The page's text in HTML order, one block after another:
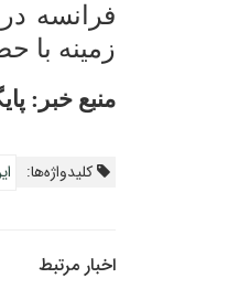
فرانسه
زمینه با
منبع خبر:
کلیدواژه‌ها:
اخبار مرتبط